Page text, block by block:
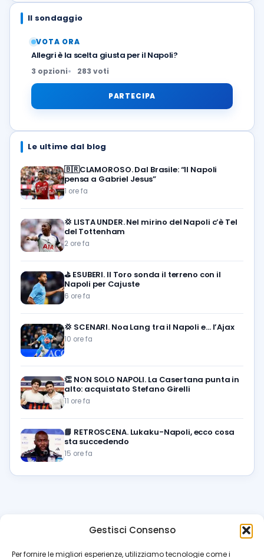
Gestisci Consenso
Per fornire le migliori esperienze, utilizziamo tecnologie come i
Il sondaggio
VOTA ORA
Allegri è la scelta giusta per il Napoli?
3 opzioni 283 voti
PARTECIPA
Le ultime dal blog
🇧🇷CLAMOROSO. Dal Brasile: “Il Napoli
pensa a Gabriel Jesus”
1 ore fa
💢 LISTA UNDER. Nel mirino del Napoli c’è Tel
del Tottenham
2 ore fa
⛳ ESUBERI. Il Toro sonda il terreno con il
Napoli per Cajuste
6 ore fa
💢 SCENARI. Noa Lang tra il Napoli e… l’Ajax
10 ore fa
👏 NON SOLO NAPOLI. La Casertana punta in
alto: acquistato Stefano Girelli
11 ore fa
📘 RETROSCENA. Lukaku-Napoli, ecco cosa
sta succedendo
15 ore fa
azzurrissimo.it